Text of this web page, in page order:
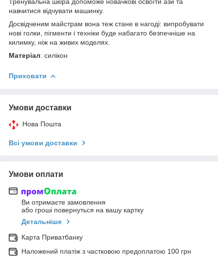
навчитися відчувати машинку.
Досвідченим майстрам вона теж стане в нагоді: випробувати
нові голки, пігменти і техніки буде набагато безпечніше на
килимку, ніж на живих моделях.
Матеріал: силікон
Приховати
Умови доставки
Нова Пошта
Всі умови доставки
Умови оплати
Ви отримаєте замовлення
або гроші повернуться на вашу картку
Детальніше
Карта Приватбанку
Наложений платіж з частковою предоплатою 100 грн